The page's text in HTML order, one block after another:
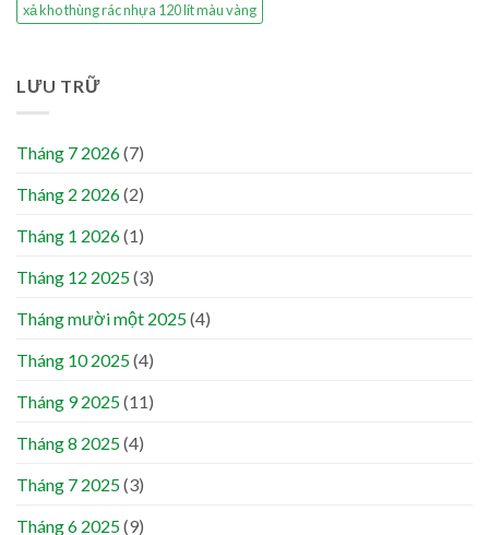
xả kho thùng rác nhựa 120 lít màu vàng
LƯU TRỮ
Tháng 7 2026(7)
Tháng 2 2026(2)
Tháng 1 2026(1)
Tháng 12 2025(3)
Tháng mười một 2025(4)
Tháng 10 2025(4)
Tháng 9 2025(11)
Tháng 8 2025(4)
Tháng 7 2025(3)
Tháng 6 2025(9)